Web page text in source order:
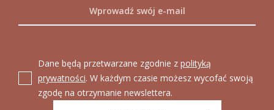
Dane będą przetwarzane zgodnie z polityką
prywatności. W każdym czasie możesz wycofać swoją
zgodę na otrzymanie newslettera.